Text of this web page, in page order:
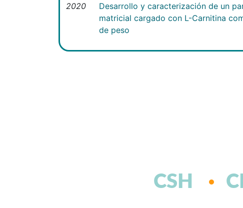
2020
Desarrollo y caracterización de un
matricial cargado con L-Carnitina
de peso
CSH